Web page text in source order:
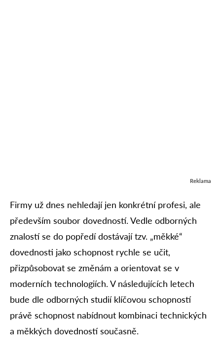
Reklama
Firmy už dnes nehledají jen konkrétní profesi, ale
především soubor dovedností. Vedle odborných
znalostí se do popředí dostávají tzv. „měkké“
dovednosti jako schopnost rychle se učit,
přizpůsobovat se změnám a orientovat se v
moderních technologiích. V následujících letech
bude dle odborných studií klíčovou schopností
právě schopnost nabídnout kombinaci technických
a měkkých dovedností současně.